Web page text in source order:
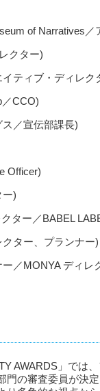
of Narratives
クター)
ティブ・ディレク
CCO)
／宣伝部課長)
Officer)
ー)
ター／BABEL
ター、プランナー)
／MONYA ディレ
AWARDS」では
門の審査委員が決